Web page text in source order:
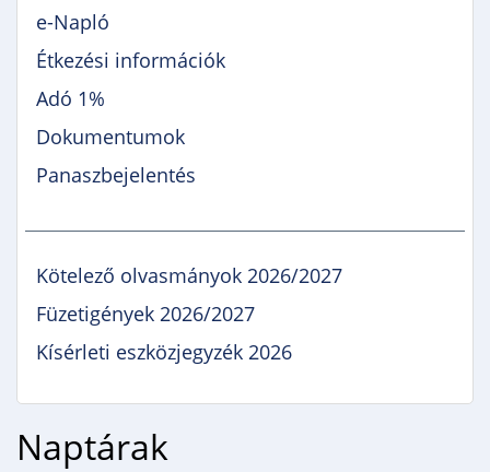
e-Napló
Étkezési információk
Adó 1%
Dokumentumok
Panaszbejelentés
Kötelező olvasmányok 2026/2027
Füzetigények 2026/2027
Kísérleti eszközjegyzék 2026
Naptárak